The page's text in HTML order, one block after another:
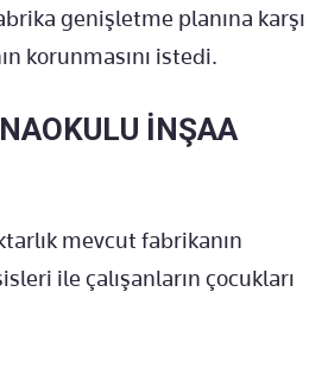
genişletme planına karşı
korunmasını istedi.
İNŞAA
mevcut fabrikanın
ile çalışanların çocukları